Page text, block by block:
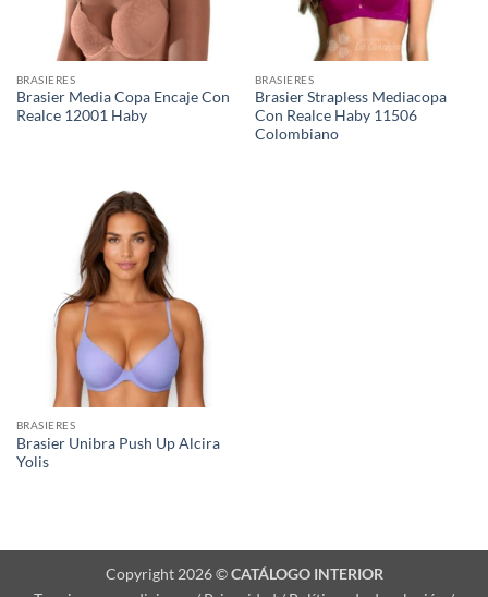
BRASIERES
Brasier Media Copa Encaje Con
Realce 12001 Haby
BRASIERES
Brasier Strapless Mediacopa
Con Realce Haby 11506
Colombiano
BRASIERES
Brasier Unibra Push Up Alcira
Yolis
Copyright 2026 ©CATÁLOGO INTERIOR